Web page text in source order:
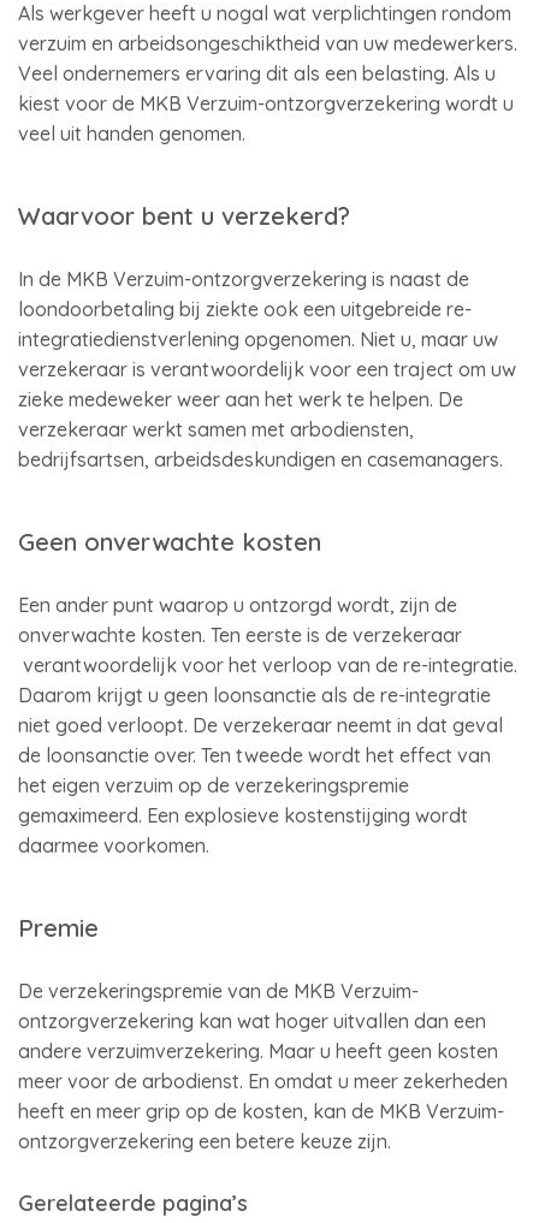
Als werkgever heeft u nogal wat verplichtingen rondom
verzuim en arbeidsongeschiktheid van uw medewerkers.
Veel ondernemers ervaring dit als een belasting. Als u
kiest voor de MKB Verzuim-ontzorgverzekering wordt u
veel uit handen genomen.
Waarvoor bent u verzekerd?
In de MKB Verzuim-ontzorgverzekering is naast de
loondoorbetaling bij ziekte ook een uitgebreide re-
integratiedienstverlening opgenomen. Niet u, maar uw
verzekeraar is verantwoordelijk voor een traject om uw
zieke medeweker weer aan het werk te helpen. De
verzekeraar werkt samen met arbodiensten,
bedrijfsartsen, arbeidsdeskundigen en casemanagers.
Geen onverwachte kosten
Een ander punt waarop u ontzorgd wordt, zijn de
onverwachte kosten. Ten eerste is de verzekeraar
verantwoordelijk voor het verloop van de re-integratie.
Daarom krijgt u geen loonsanctie als de re-integratie
niet goed verloopt. De verzekeraar neemt in dat geval
de loonsanctie over. Ten tweede wordt het effect van
het eigen verzuim op de verzekeringspremie
gemaximeerd. Een explosieve kostenstijging wordt
daarmee voorkomen.
Premie
De verzekeringspremie van de MKB Verzuim-
ontzorgverzekering kan wat hoger uitvallen dan een
andere verzuimverzekering. Maar u heeft geen kosten
meer voor de arbodienst. En omdat u meer zekerheden
heeft en meer grip op de kosten, kan de MKB Verzuim-
ontzorgverzekering een betere keuze zijn.
Gerelateerde pagina’s